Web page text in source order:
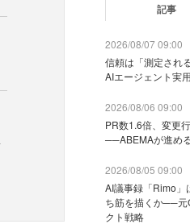
記事
2026/08/07 09:00
信頼は「測定され
AIエージェント実
2026/08/06 09:00
PR数1.6倍、変更
──ABEMAが進め
2026/08/05 09:00
AI議事録「Rimo」
ち筋を描くか──元
クト戦略